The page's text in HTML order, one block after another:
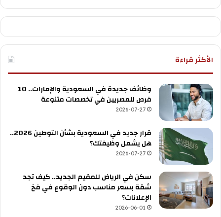
الأكثر قراءة
وظائف جديدة في السعودية والإمارات.. 10
فرص للمصريين في تخصصات متنوعة
2026-07-27
قرار جديد في السعودية بشأن التوطين 2026..
هل يشمل وظيفتك؟
2026-07-27
سكن في الرياض للمقيم الجديد.. كيف تجد
شقة بسعر مناسب دون الوقوع في فخ
الإعلانات؟
2026-06-01